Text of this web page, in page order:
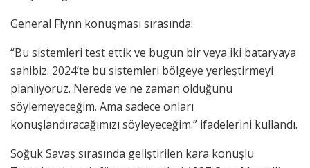
General Flynn konuşması sırasında:
“Bu sistemleri test ettik ve bugün bir veya iki bataryaya
sahibiz. 2024’te bu sistemleri bölgeye yerleştirmeyi
planlıyoruz. Nerede ve ne zaman olduğunu
söylemeyeceğim. Ama sadece onları
konuşlandıracağımızı söyleyeceğim.” ifadelerini kullandı.
Soğuk Savaş sırasında geliştirilen kara konuşlu